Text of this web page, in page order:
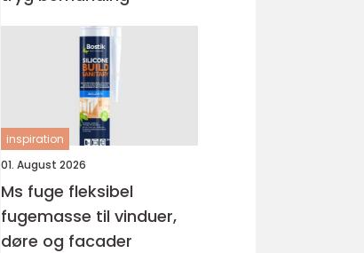
inspiration
01. August 2026
Ms fuge fleksibel
fugemasse til vinduer,
døre og facader